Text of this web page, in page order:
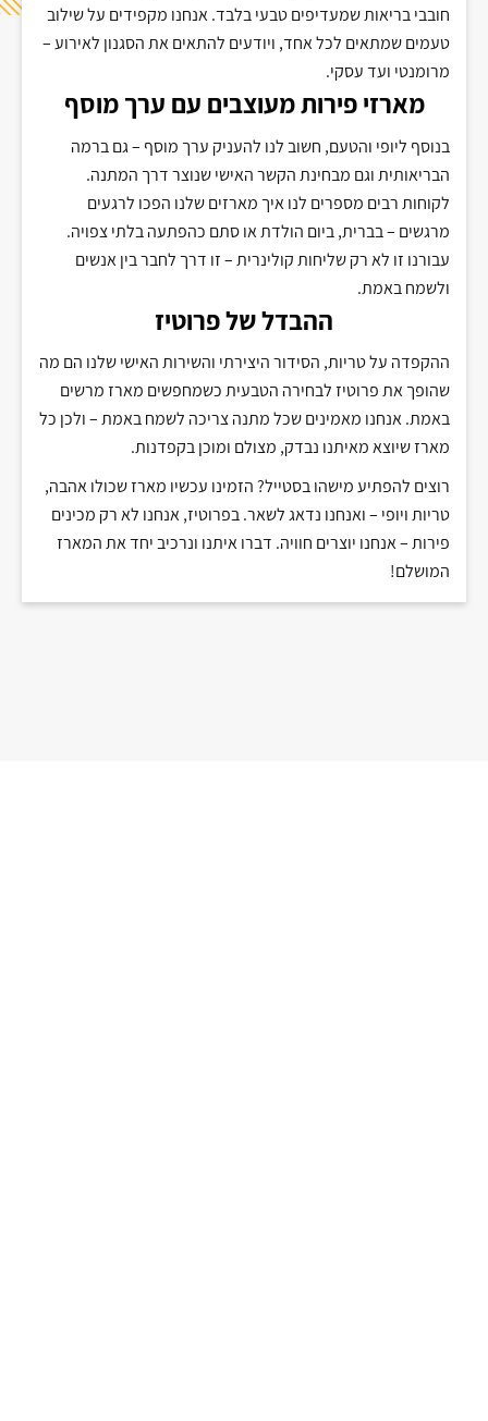
חובבי בריאות שמעדיפים טבעי בלבד. אנחנו מקפידים על שילוב
טעמים שמתאים לכל אחד, ויודעים להתאים את הסגנון לאירוע –
מרומנטי ועד עסקי.
מארזי פירות מעוצבים עם ערך מוסף
בנוסף ליופי והטעם, חשוב לנו להעניק ערך מוסף – גם ברמה
הבריאותית וגם מבחינת הקשר האישי שנוצר דרך המתנה.
לקוחות רבים מספרים לנו איך מארזים שלנו הפכו לרגעים
מרגשים – בברית, ביום הולדת או סתם כהפתעה בלתי צפויה.
עבורנו זו לא רק שליחות קולינרית – זו דרך לחבר בין אנשים
ולשמח באמת.
ההבדל של פרוטיז
ההקפדה על טריות, הסידור היצירתי והשירות האישי שלנו הם מה
שהופך את פרוטיז לבחירה הטבעית כשמחפשים מארז מרשים
באמת. אנחנו מאמינים שכל מתנה צריכה לשמח באמת – ולכן כל
מארז שיוצא מאיתנו נבדק, מצולם ומוכן בקפדנות.
רוצים להפתיע מישהו בסטייל? הזמינו עכשיו מארז שכולו אהבה,
טריות ויופי – ואנחנו נדאג לשאר. בפרוטיז, אנחנו לא רק מכינים
פירות – אנחנו יוצרים חוויה. דברו איתנו ונרכיב יחד את המארז
המושלם!